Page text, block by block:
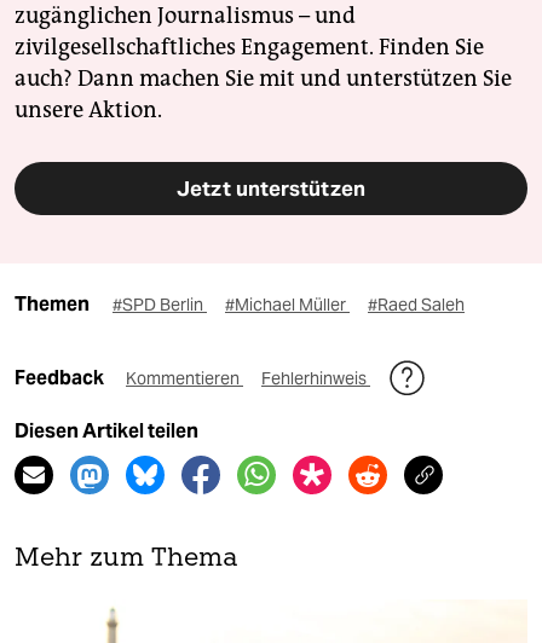
zugänglichen Journalismus – und
zivilgesellschaftliches Engagement. Finden Sie
auch? Dann machen Sie mit und unterstützen Sie
unsere Aktion.
Jetzt unterstützen
Themen #SPD Berlin #Michael Müller #Raed Saleh
Feedback Kommentieren Fehlerhinweis
Diesen Artikel teilen
Mehr zum Thema